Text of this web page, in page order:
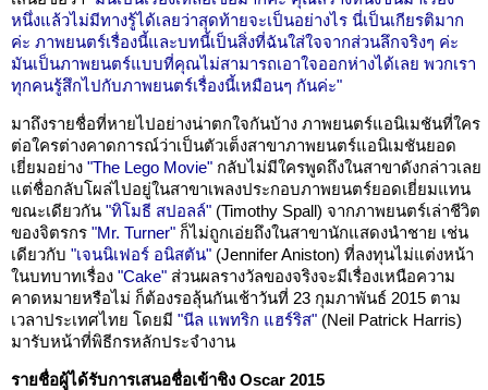
หนึ่งแล้วไม่มีทางรู้ได้เลยว่าสุดท้ายจะเป็นอย่างไร นี่เป็นเกียรติมาก
ค่ะ ภาพยนตร์เรื่องนี้และบทนี้เป็นสิ่งที่ฉันใส่ใจจากส่วนลึกจริงๆ ค่ะ
มันเป็นภาพยนตร์แบบที่คุณไม่สามารถเอาใจออกห่างได้เลย พวกเรา
ทุกคนรู้สึกไปกับภาพยนตร์เรื่องนี้เหมือนๆ กันค่ะ"
มาถึงรายชื่อที่หายไปอย่างน่าตกใจกันบ้าง ภาพยนตร์แอนิเมชันที่ใคร
ต่อใครต่างคาดการณ์ว่าเป็นตัวเต็งสาขาภาพยนตร์แอนิเมชันยอด
เยี่ยมอย่าง "The Lego Movie" กลับไม่มีใครพูดถึงในสาขาดังกล่าวเลย
แต่ชื่อกลับโผล่ไปอยู่ในสาขาเพลงประกอบภาพยนตร์ยอดเยี่ยมแทน
ขณะเดียวกัน "ทิโมธี สปอลล์" (Timothy Spall) จากภาพยนตร์เล่าชีวิต
ของจิตรกร "Mr. Turner" ก็ไม่ถูกเอ่ยถึงในสาขานักแสดงนำชาย เช่น
เดียวกับ "เจนนิเฟอร์ อนิสตัน" (Jennifer Aniston) ที่ลงทุนไม่แต่งหน้า
ในบทบาทเรื่อง "Cake" ส่วนผลรางวัลของจริงจะมีเรื่องเหนือความ
คาดหมายหรือไม่ ก็ต้องรอลุ้นกันเช้าวันที่ 23 กุมภาพันธ์ 2015 ตาม
เวลาประเทศไทย โดยมี "นีล แพทริก แฮร์ริส" (Neil Patrick Harris)
มารับหน้าที่พิธีกรหลักประจำงาน
รายชื่อผู้ได้รับการเสนอชื่อเข้าชิง Oscar 2015